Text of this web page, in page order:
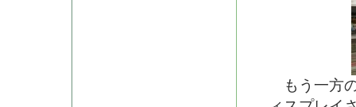
もう一方